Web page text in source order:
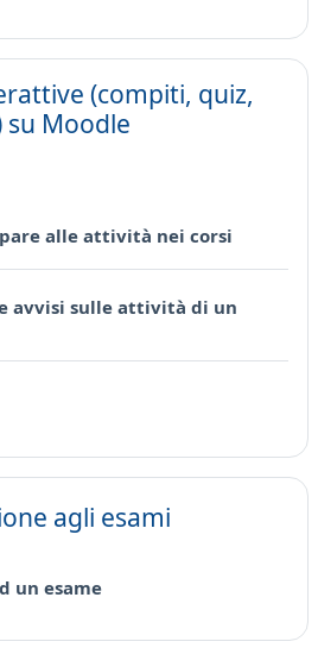
(compiti, quiz,
Moodle
alle attività nei corsi
avvisi sulle attività di un
agli esami
un esamePagina